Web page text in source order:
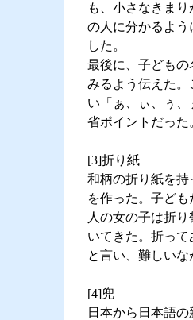
も、小さなきま
の人に分かるよ
した。
最後に、子ども
みるよう伝えた
い「ぁ、ぃ、ぅ
省ポイントだった
[3]折り紙
和柄の折り紙を
を作った。子ど
人の女の子は折
いてきた。折っ
と言い、難しいな
[4]兜
日本から日本語